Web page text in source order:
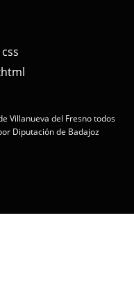
Villanueva del Fresno todos
Diputación de Badajoz